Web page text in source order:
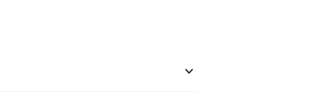
keyboard_arrow_down